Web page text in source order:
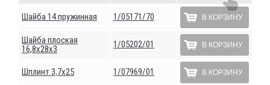
Шайба 14 пружинная 1/05171/70 В КОРЗИНУ
Шайба плоская
16,8х28х3
1/05202/01 В КОРЗИНУ
Шплинт 3,7х25 1/07969/01 В КОРЗИНУ